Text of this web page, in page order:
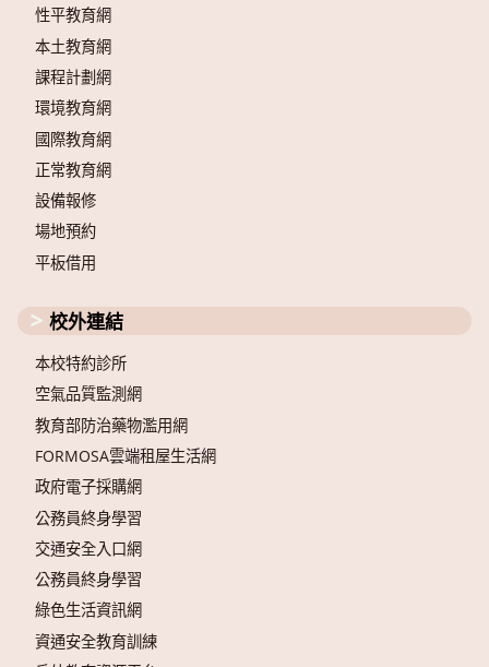
性平教育網
本土教育網
課程計劃網
環境教育網
國際教育網
正常教育網
設備報修
場地預約
平板借用
校外連結
本校特約診所
空氣品質監測網
教育部防治藥物濫用網
FORMOSA雲端租屋生活網
政府電子採購網
公務員終身學習
交通安全入口網
公務員終身學習
綠色生活資訊網
資通安全教育訓練